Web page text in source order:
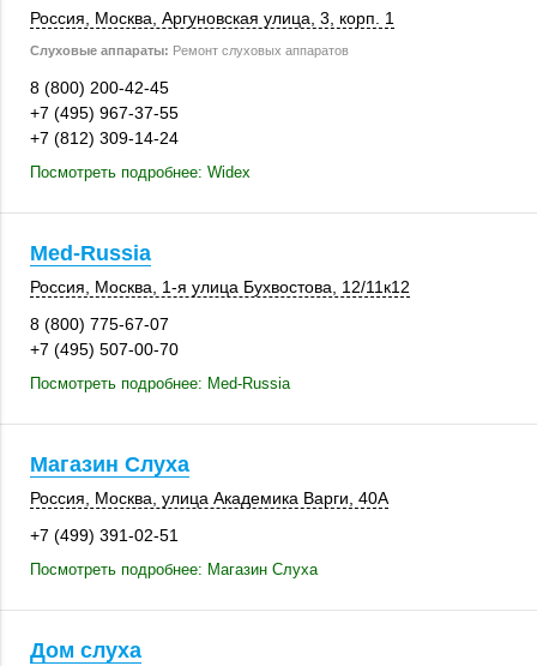
Россия Москва , Аргуновская улица, 3, корп. 1
Слуховые аппараты: Ремонт слуховых аппаратов
8 (800) 200-42-45
+7 (495) 967-37-55
+7 (812) 309-14-24
Посмотреть подробнее: Widex
Med-Russia
Россия Москва , 1-я улица Бухвостова, 12/11к12
8 (800) 775-67-07
+7 (495) 507-00-70
Посмотреть подробнее: Med-Russia
Магазин Слуха
Россия Москва , улица Академика Варги, 40А
+7 (499) 391-02-51
Посмотреть подробнее: Магазин Слуха
Дом слуха